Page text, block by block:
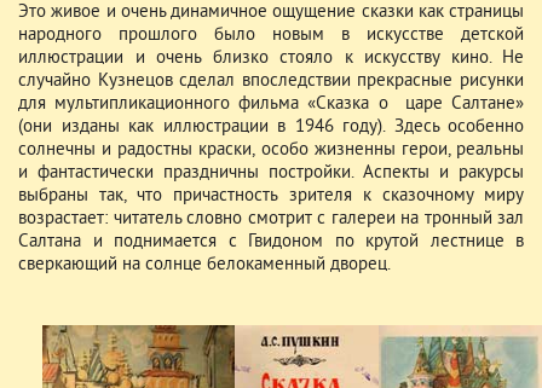
Это живое и очень динамичное ощущение сказки как страницы
народного прошлого было новым в искусстве детской
иллюстрации и очень близко стояло к искусству кино. Не
случайно Кузнецов сделал впоследствии прекрасные рисунки
для мультипликационного фильма «Сказка о царе Салтане»
(они изданы как иллюстрации в 1946 году). Здесь особенно
солнечны и радостны краски, особо жизненны герои, реальны
и фантастически праздничны постройки. Аспекты и ракурсы
выбраны так, что причастность зрителя к сказочному миру
возрастает: читатель словно смотрит с галереи на тронный зал
Салтана и поднимается с Гвидоном по крутой лестнице в
сверкающий на солнце белокаменный дворец.